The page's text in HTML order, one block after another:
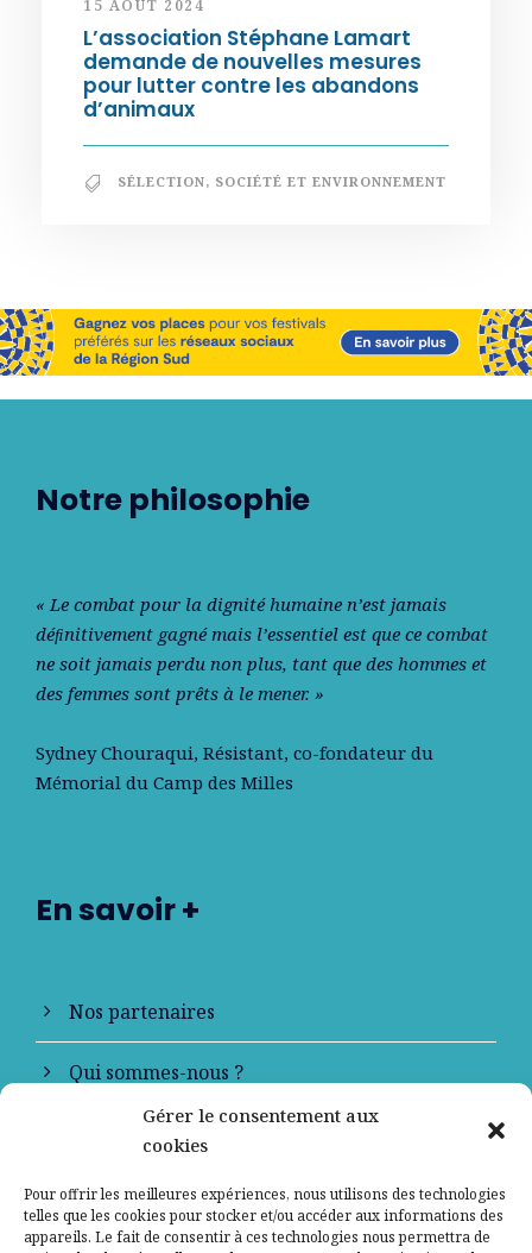
Gérer le consentement aux
cookies
Pour offrir les meilleures expériences, nous utilisons des technologies
telles que les cookies pour stocker et/ou accéder aux informations des
appareils. Le fait de consentir à ces technologies nous permettra de
15 AOÛT 2024
L’association Stéphane Lamart
demande de nouvelles mesures
pour lutter contre les abandons
d’animaux
SÉLECTION, SOCIÉTÉ ET ENVIRONNEMENT
Notre philosophie
« Le combat pour la dignité humaine n’est jamais
déﬁnitivement gagné mais l’essentiel est que ce combat
ne soit jamais perdu non plus, tant que des hommes et
des femmes sont prêts à le mener. »
Sydney Chouraqui, Résistant, co-fondateur du
Mémorial du Camp des Milles
En savoir +
Nos partenaires
Qui sommes-nous ?
Contactez-nous
Mentions légales